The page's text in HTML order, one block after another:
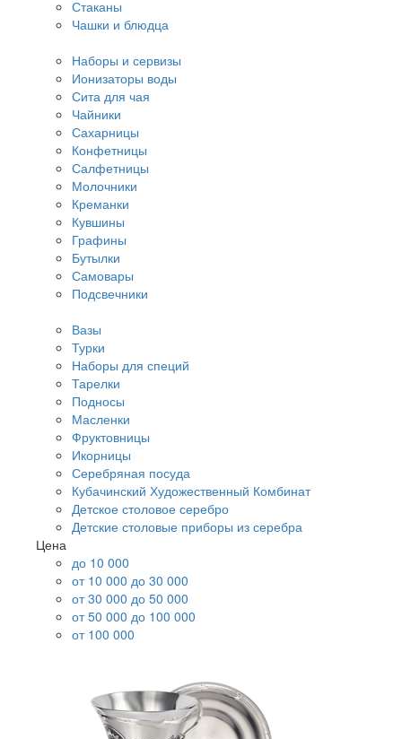
Стаканы
Чашки и блюдца
Наборы и сервизы
Ионизаторы воды
Сита для чая
Чайники
Сахарницы
Конфетницы
Салфетницы
Молочники
Креманки
Кувшины
Графины
Бутылки
Самовары
Подсвечники
Вазы
Турки
Наборы для специй
Тарелки
Подносы
Масленки
Фруктовницы
Икорницы
Серебряная посуда
Кубачинский Художественный Комбинат
Детское столовое серебро
Детские столовые приборы из серебра
Цена
до 10 000
от 10 000 до 30 000
от 30 000 до 50 000
от 50 000 до 100 000
от 100 000